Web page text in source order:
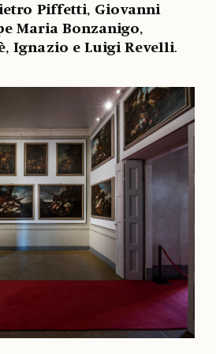
Piffetti, Giovanni
Maria Bonzanigo,
,Ignazio e Luigi Revelli.